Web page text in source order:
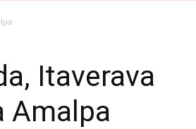
Itaverava
Amalpa